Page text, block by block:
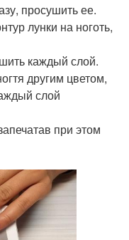
просушить ее.
лунки на ноготь,
каждый слой.
другим цветом,
слой
при этом